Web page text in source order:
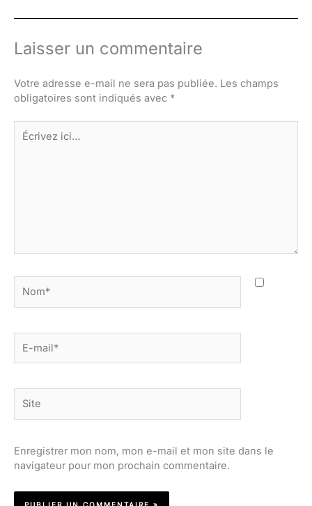
Laisser un commentaire
Votre adresse e-mail ne sera pas publiée. Les champs
obligatoires sont indiqués avec *
ici…
mail*
Enregistrer mon nom, mon e-mail et mon site dans le
navigateur pour mon prochain commentaire.